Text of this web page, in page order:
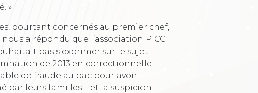
»
pourtant concernés au premier chef,
a répondu que l’association PICC
pas s’exprimer sur le sujet.
de 2013 en correctionnelle
de fraude au bac pour avoir
par leurs familles – et la suspicion